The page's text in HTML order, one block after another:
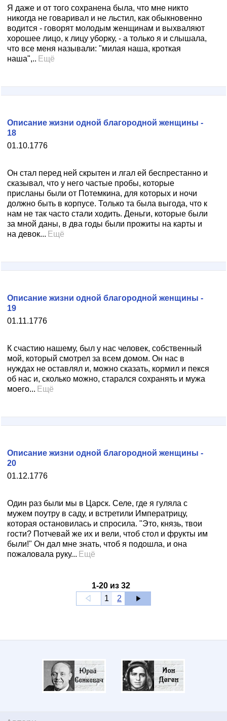
Я даже и от того сохранена была, что мне никто
никогда не говаривал и не льстил, как обыкновенно
водится - говорят молодым женщинам и выхваляют
хорошее лицо, к лицу уборку, - а только я и слышала,
что все меня называли: "милая наша, кроткая
наша",.. Ещё
01.10.1776
Описание жизни одной благородной женщины -
18
Он стал перед ней скрытен и лгал ей беспрестанно и
сказывал, что у него частые пробы, которые
присланы были от Потемкина, для которых и ночи
должно быть в корпусе. Только та была выгода, что к
нам не так часто стали ходить. Деньги, которые были
за мной даны, в два годы были прожиты на карты и
на девок... Ещё
01.11.1776
Описание жизни одной благородной женщины -
19
К счастию нашему, был у нас человек, собственный
мой, который смотрел за всем домом. Он нас в
нуждах не оставлял и, можно сказать, кормил и пекся
об нас и, сколько можно, старался сохранять и мужа
моего... Ещё
01.12.1776
Описание жизни одной благородной женщины -
20
Один раз были мы в Царск. Селе, где я гуляла с
мужем поутру в саду, и встретили Императрицу,
которая остановилась и спросила. "Это, князь, твои
гости? Потчевай же их и вели, чтоб стол и фрукты им
были!" Он дал мне знать, чтоб я подошла, и она
пожаловала руку... Ещё
1-20 из 32
1
2